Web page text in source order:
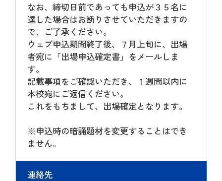
なお、締切日前であっても申込が３５名に
達した場合はお断りさせていただきますの
で、ご了承ください。
ウェブ申込期間終了後、７月上旬に、出場
者宛に「出場申込確定書」をメールしま
す。
記載事項をご確認いただき、１週間以内に
本校宛にご返信ください。
これをもちまして、出場確定となります。
※申込時の暗誦題材を変更することはでき
ません。
連絡先